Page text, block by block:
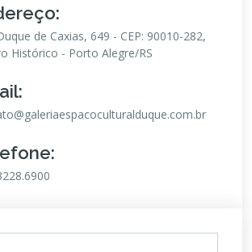
de Caxias, 649 - CEP: 90010-282,
Histórico - Porto Alegre/RS